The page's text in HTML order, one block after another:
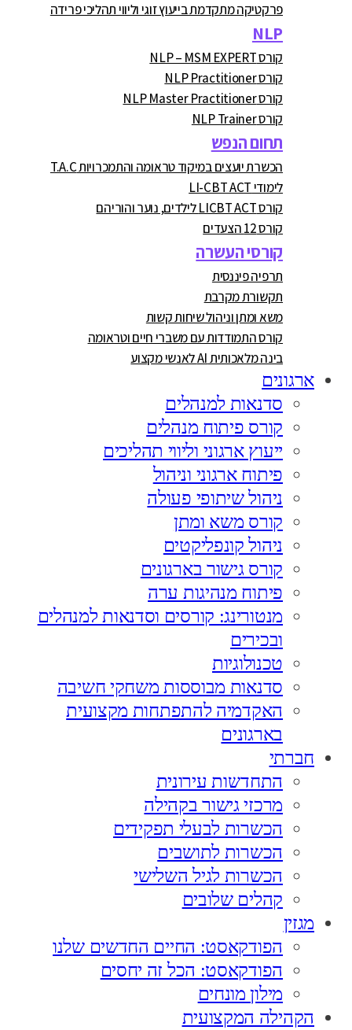
פרקטיקה מתקדמת בייעוץ זוגי וליווי תהליכי פרידה
NLP
קורס NLP – MSM EXPERT
קורס NLP Practitioner
קורס NLP Master Practitioner
קורס NLP Trainer
תחום הנפש
הכשרת יועצים במיקוד טראומה והתמכרויות T.A.C
לימודי LI-CBT ACT
קורס LICBT ACT לילדים, נוער והוריהם
קורס 12 הצעדים
קורסי העשרה
תרפיה פיננסית
תקשורת מקרבת
משא ומתן וניהול שיחות קשות
קורס התמודדות עם משברי חיים וטראומה
בינה מלאכותית AI לאנשי מקצוע
ארגונים
סדנאות למנהלים
קורס פיתוח מנהלים
ייעוץ ארגוני וליווי תהליכים
פיתוח ארגוני וניהול
ניהול שיתופי פעולה
קורס משא ומתן
ניהול קונפליקטים
קורס גישור בארגונים
פיתוח מנהיגות ערה
מנטורינג: קורסים וסדנאות למנהלים
ובכירים
טכנולוגיות
סדנאות מבוססות משחקי חשיבה
האקדמיה להתפתחות מקצועית
בארגונים
חברתי
התחדשות עירונית
מרכזי גישור בקהילה
הכשרות לבעלי תפקידים
הכשרות לתושבים
הכשרות לגיל השלישי
קהלים שלובים
מגזין
הפודקאסט: החיים החדשים שלנו
הפודקאסט: הכל זה יחסים
מילון מונחים
הקהילה המקצועית